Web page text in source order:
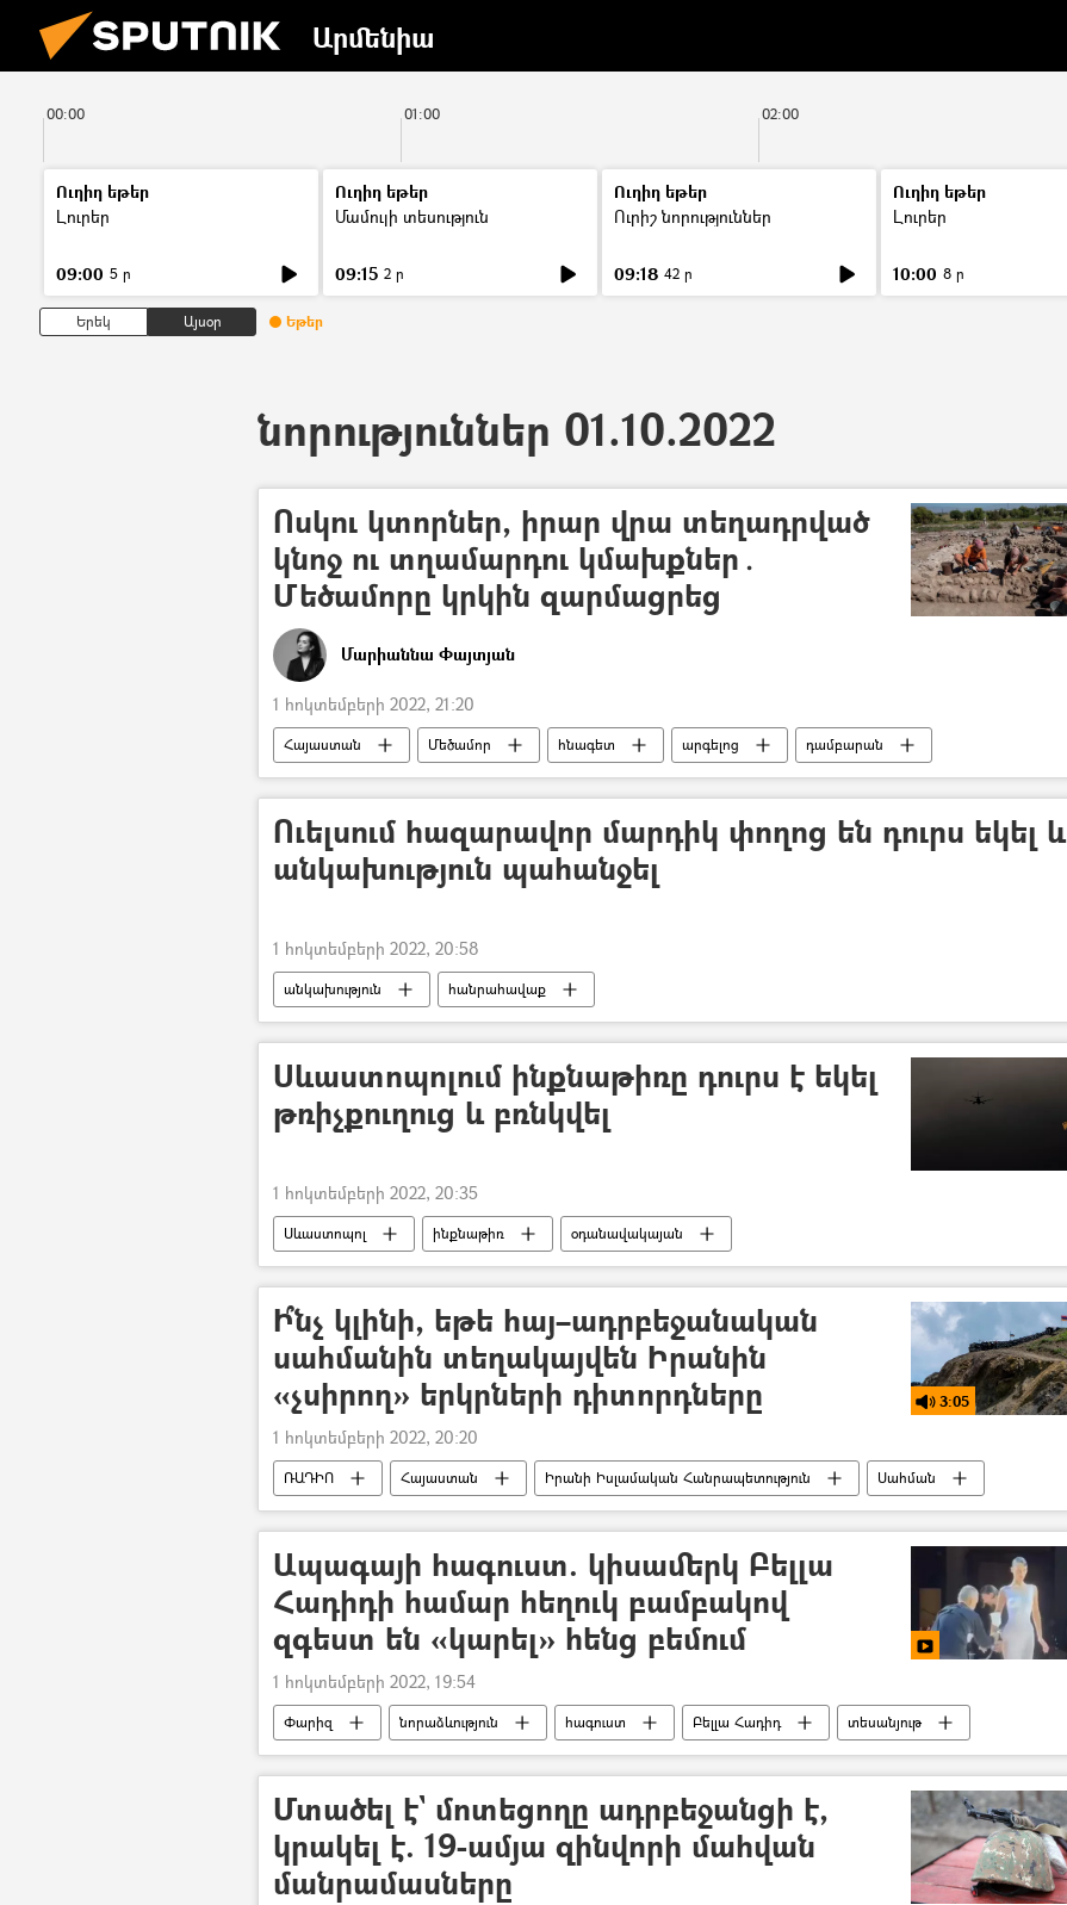
Արմենիա
00:00 01:00 02:00
Ուղիղ եթեր
Լուրեր
09:00 5 ր
Ուղիղ եթեր
Մամուլի տեսություն
09:15 2 ր
Ուղիղ եթեր
Ուրիշ նորություններ
09:18 42 ր
Ուղիղ եթեր
Լուրեր
10:00 8 ր
Երեկ Այսօր Եթեր
նորություններ 01.10.2022
Ոսկու կտորներ, իրար վրա տեղադրված
կնոջ ու տղամարդու կմախքներ․
Մեծամորը կրկին զարմացրեց
Մարիաննա Փայտյան
1 հոկտեմբերի 2022, 21:20
Հայաստան Մեծամոր հնագետ արգելոց
դամբարան
կմախք
Ոսկի
Ուելսում հազարավոր մարդիկ փողոց են դուրս եկել և
անկախություն պահանջել
1 հոկտեմբերի 2022, 20:58
անկախություն հանրահավաք
Սևաստոպոլում ինքնաթիռը դուրս է եկել
թռիչքուղուց և բռնկվել
1 հոկտեմբերի 2022, 20:35
Սևաստոպոլ ինքնաթիռ օդանավակայան
Ի՞նչ կլինի, եթե հայ–ադրբեջանական
սահմանին տեղակայվեն Իրանին
«չսիրող» երկրների դիտորդները
3:05
1 հոկտեմբերի 2022, 20:20
ՌԱԴԻՈ Հայաստան Իրանի Իսլամական Հանրապետություն
Սահման
դիտորդ
Նիկոլ Փաշինյան Գարիկ Մինասյան պոդկաստ
Ապագայի հագուստ. կիսամերկ Բելլա
Հադիդի համար հեղուկ բամբակով
զգեստ են «կարել» հենց բեմում
1 հոկտեմբերի 2022, 19:54
Փարիզ նորաձևություն հագուստ Բելլա Հադիդ
տեսանյութ
Տեսանյութեր
Մտածել է` մոտեցողը ադրբեջանցի է,
կրակել է. 19-ամյա զինվորի մահվան
մանրամասները